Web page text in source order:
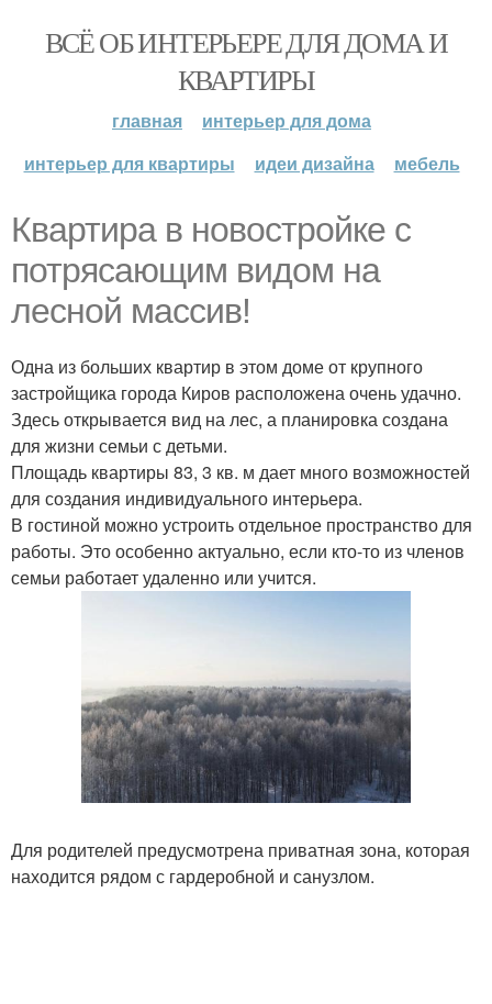
ВСЁ ОБ ИНТЕРЬЕРЕ ДЛЯ ДОМА И
КВАРТИРЫ
главная
интерьер для дома
интерьер для квартиры
идеи дизайна мебель
Квартира в новостройке с
потрясающим видом на
лесной массив!
Одна из больших квартир в этом доме от крупного
застройщика города Киров расположена очень удачно.
Здесь открывается вид на лес, а планировка создана
для жизни семьи с детьми.
Площадь квартиры 83, 3 кв. м дает много возможностей
для создания индивидуального интерьера.
В гостиной можно устроить отдельное пространство для
работы. Это особенно актуально, если кто-то из членов
семьи работает удаленно или учится.
Для родителей предусмотрена приватная зона, которая
находится рядом с гардеробной и санузлом.